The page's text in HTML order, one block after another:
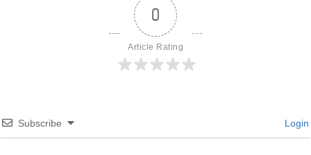
0
Article Rating
Subscribe Login